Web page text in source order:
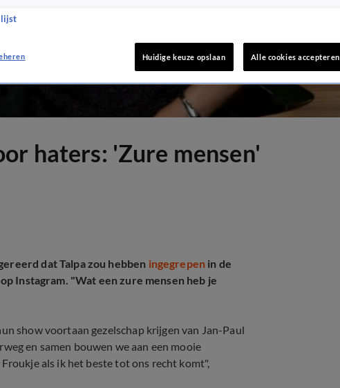
haters: 'Zure mensen'
dat Talpa zou hebben ingegrepen in de
Instagram. "Wat een zure mensen heb je
show voortaan gezelschap krijgen van Jan-Paul
en samen bouwen we aan een mooie
als ik het beste tot ons recht komt",
lijst
Huidige keuze opslaan Alle cookies accepteren